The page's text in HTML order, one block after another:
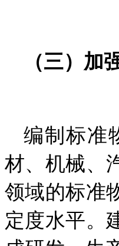
（三）加
编制标准
材、机械、
领域的标准
定度水平。